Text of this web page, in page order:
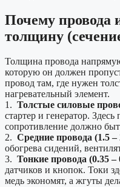
Почему провода
толщину
Толщина провода
которую он должен
провод там, где нужен
нагревательный элемент.
1. Толстые силовые
стартер и генератор.
сопротивление должно
2. Средние провода (1.5
обогрева сидений,
3. Тонкие провода (0.35
датчиков и кнопок. Токи
медь экономят, а жгуты